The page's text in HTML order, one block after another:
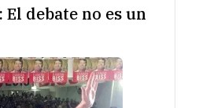
debate no es un